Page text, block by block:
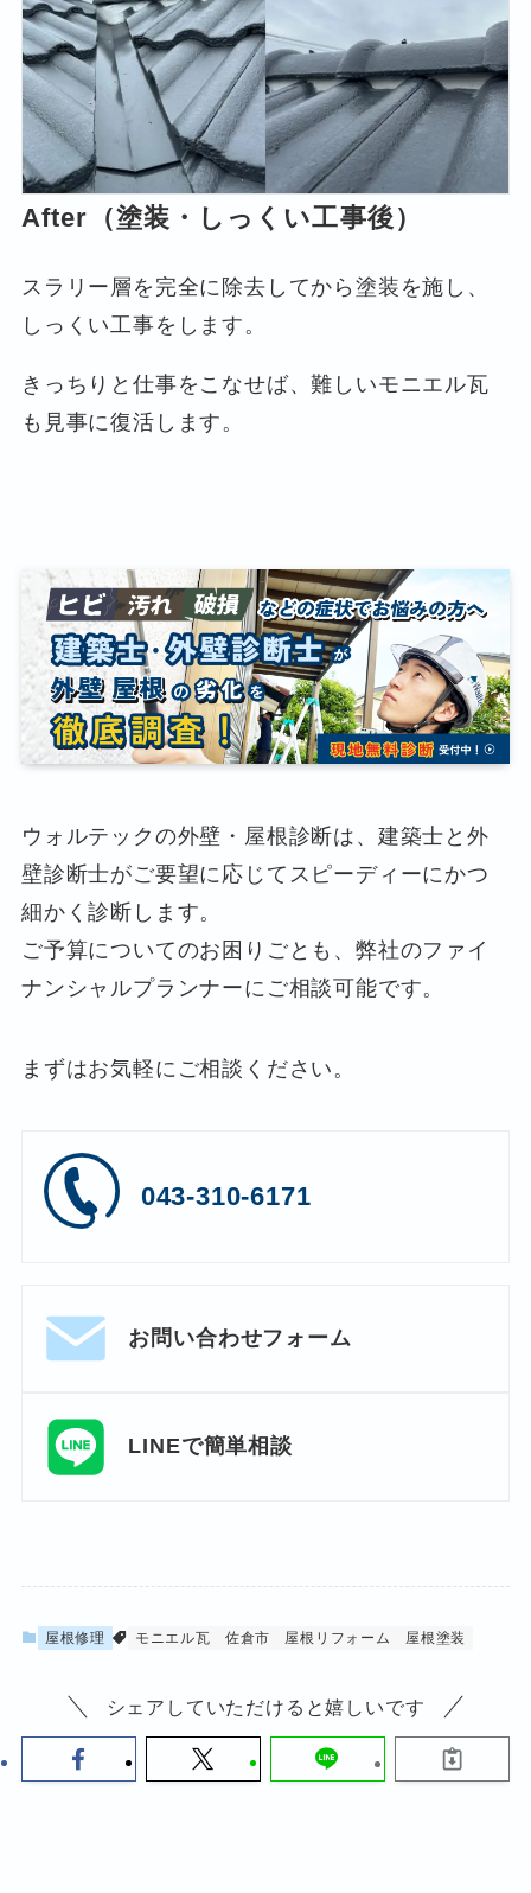
After（塗装・しっくい工事後）
スラリー層を完全に除去してから塗装を施し、
しっくい工事をします。
きっちりと仕事をこなせば、難しいモニエル瓦
も見事に復活します。
ウォルテックの外壁・屋根診断は、建築士と外
壁診断士がご要望に応じてスピーディーにかつ
細かく診断します。
ご予算についてのお困りごとも、弊社のファイ
ナンシャルプランナーにご相談可能です。
まずはお気軽にご相談ください。
043-310-6171
お問い合わせフォーム
LINEで簡単相談
屋根修理 モニエル瓦 佐倉市 屋根リフォーム 屋根塗装
シェアしていただけると嬉しいです